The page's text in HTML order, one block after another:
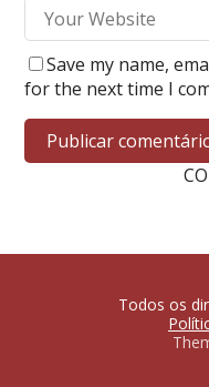
Save my name,
for the next time I
Todos os